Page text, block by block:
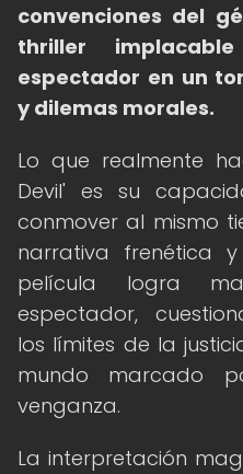
convenciones del
thriller
espectador en un
y dilemas morales.
Lo que realmente
Devil' es su
conmover al mismo
narrativa frenética
película logra
espectador,
los límites de la
mundo marcado
venganza.
La interpretación